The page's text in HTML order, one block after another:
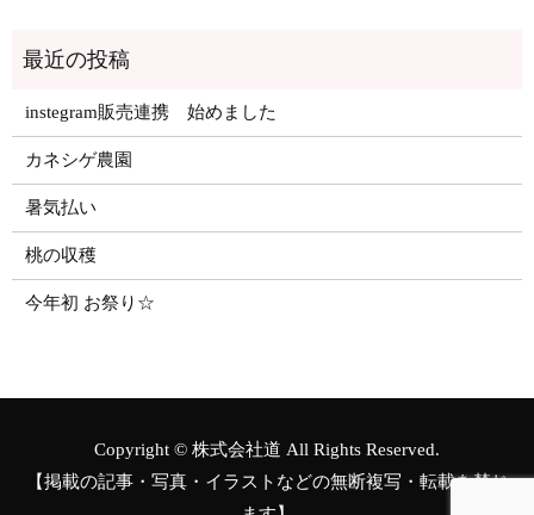
instegram販売連携 始めました
カネシゲ農園
暑気払い
桃の収穫
今年初 お祭り☆
Copyright © 株式会社道 All Rights Reserved.
【掲載の記事・写真・イラストなどの無断複写・転載を禁じ